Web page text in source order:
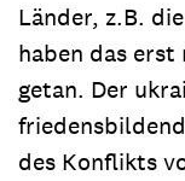
Länder, z.B.
haben das erst
getan. Der
des Konflikts